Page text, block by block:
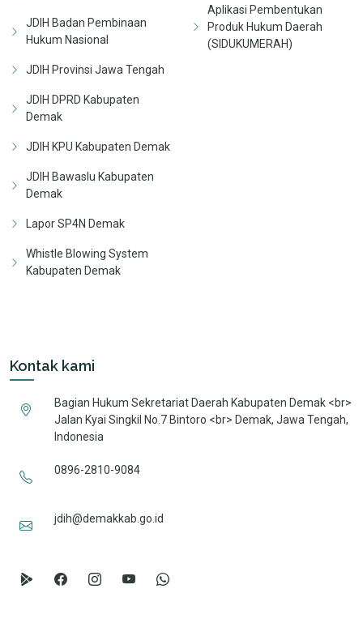
JDIH Badan Pembinaan
Hukum Nasional
JDIH Provinsi Jawa Tengah
JDIH DPRD Kabupaten
Demak
JDIH KPU Kabupaten Demak
JDIH Bawaslu Kabupaten
Demak
Lapor SP4N Demak
Whistle Blowing System
Kabupaten Demak
Aplikasi Pembentukan
Produk Hukum Daerah
(SIDUKUMERAH)
Kontak kami
Bagian Hukum Sekretariat Daerah Kabupaten Demak <br>
Jalan Kyai Singkil No.7 Bintoro <br> Demak, Jawa Tengah,
Indonesia
0896-2810-9084
jdih@demakkab.go.id